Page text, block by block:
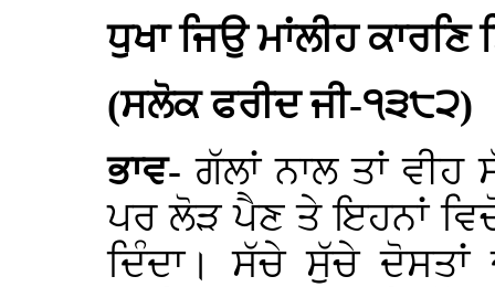
ਧੁਖਾ ਜਿਉ ਮਾਂਲੀਹ ਕਾਰਣਿ
(ਸਲੋਕ ਫਰੀਦ ਜੀ-੧੩੮੨)
ਭਾਵ-ਗੱਲਾਂ ਨਾਲ ਤਾਂ
ਪਰ ਲੋੜ ਪੈਣ ਤੇ ਇਹਨਾਂ
ਦਿੰਦਾ। ਸੱਚੇ ਸੁੱਚੇ ਦੋਸਤਾਂ